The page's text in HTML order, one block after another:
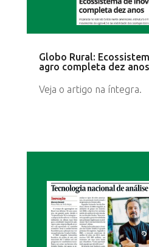
Globo Rural:
agro completa dez anos
Veja o artigo na íntegra.